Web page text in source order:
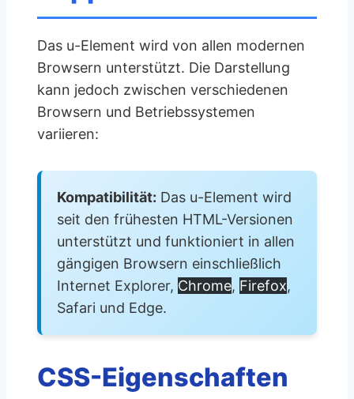
Das u-Element wird von allen modernen
Browsern unterstützt. Die Darstellung
kann jedoch zwischen verschiedenen
Browsern und Betriebssystemen
variieren:
Kompatibilität: Das u-Element wird
seit den frühesten HTML-Versionen
unterstützt und funktioniert in allen
gängigen Browsern einschließlich
Internet Explorer, Chrome, Firefox,
Safari und Edge.
CSS-Eigenschaften